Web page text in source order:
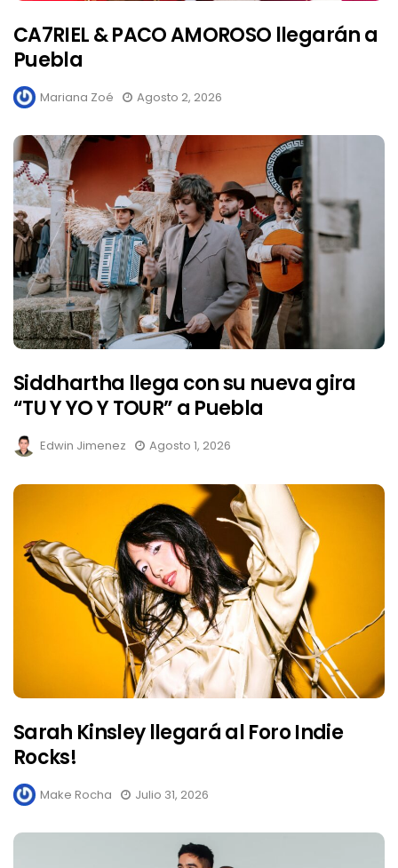
CA7RIEL & PACO AMOROSO llegarán a
Puebla
Mariana Zoé Agosto 2, 2026
Siddhartha llega con su nueva gira
“TU Y YO Y TOUR” a Puebla
Edwin Jimenez Agosto 1, 2026
Sarah Kinsley llegará al Foro Indie
Rocks!
Make Rocha Julio 31, 2026